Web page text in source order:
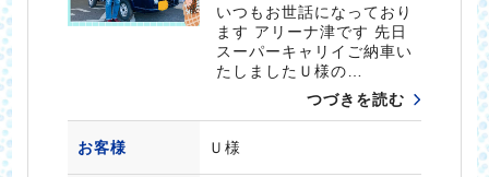
いつもお世話になっており
ます アリーナ津です 先日
スーパーキャリイご納車い
たしましたＵ様の…
つづきを読む
お客様 Ｕ様